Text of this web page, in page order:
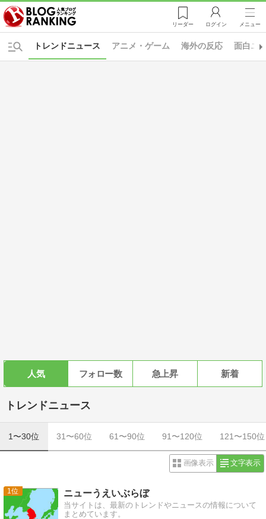
リーダー ログイン メニュー
アニメ・ゲーム
トレンドニュース 海外の反応 面白ニ
人気 フォロー数 急上昇 新着
トレンドニュース
1〜30位 31〜60位 61〜90位 91〜120位 121〜150位
画像表示 文字表示
1 ニューうえいぶらぼ
当サイトは、最新のトレンドやニュースの情報について
まとめています。